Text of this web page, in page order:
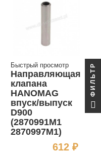
Быстрый просмотр
Направляющая
клапана
HANOMAG
впуск/выпуск
D900
(2870991M1
2870997M1)
612 ₽
ФИЛЬТР